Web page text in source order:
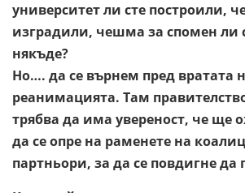
университет ли сте построили,
изградили, чешма за спомен ли
някъде?
Но…. да се върнем пред вратата
реанимацията. Там
трябва да има увереност, че ще
да се опре на раменете на
партньори, за да се повдигне